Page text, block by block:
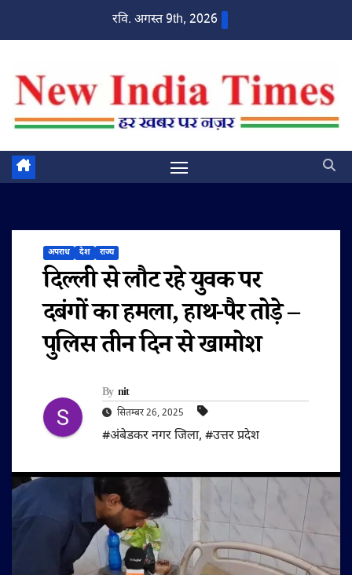
रवि. अगस्त 9th, 2026
अपराध देश राज्य
दिल्ली से लौट रहे युवक पर
दबंगों का हमला, हाथ-पैर तोड़े –
पुलिस तीन दिन से खामोश
By nit
सितम्बर 26, 2025
#अंबेडकर नगर जिला, #उत्तर प्रदेश